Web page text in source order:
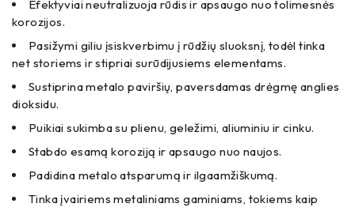
Efektyviai neutralizuoja rūdis ir apsaugo nuo tolimesnės
korozijos.
Pasižymi giliu įsiskverbimu į rūdžių sluoksnį, todėl tinka
net storiems ir stipriai surūdijusiems elementams.
Sustiprina metalo paviršių, paversdamas drėgmę anglies
dioksidu.
Puikiai sukimba su plienu, geležimi, aliuminiu ir cinku.
Stabdo esamą koroziją ir apsaugo nuo naujos.
Padidina metalo atsparumą ir ilgaamžiškumą.
Tinka įvairiems metaliniams gaminiams, tokiems kaip